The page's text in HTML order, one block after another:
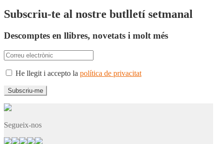
Subscriu-te al nostre butlletí setmanal
Descomptes en llibres, novetats i molt més
He llegit i accepto la política de privacitat
Segueix-nos